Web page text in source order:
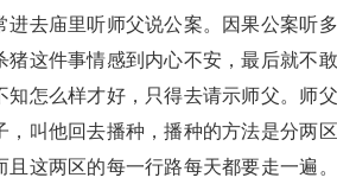
去庙里听师父说公案。因果公案听
这件事情感到内心不安，最后就不
怎么样才好，只得去请示师父。师
叫他回去播种，播种的方法是分两
这两区的每一行路每天都要走一遍